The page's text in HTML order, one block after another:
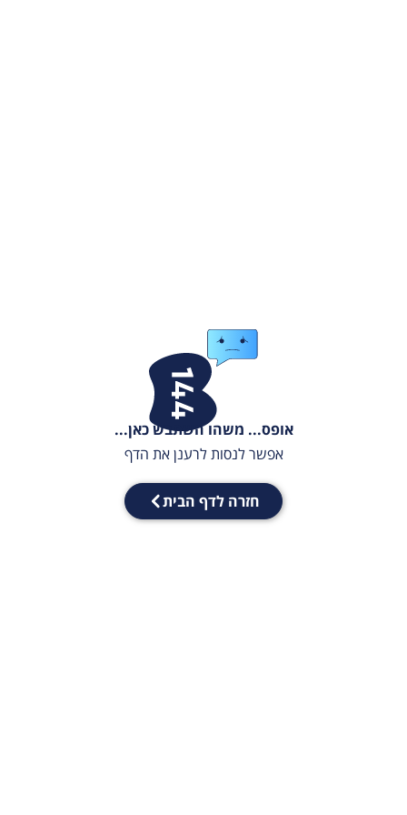
אופס... משהו השתבש כאן...
אפשר לנסות לרענן את הדף
חזרה לדף הבית